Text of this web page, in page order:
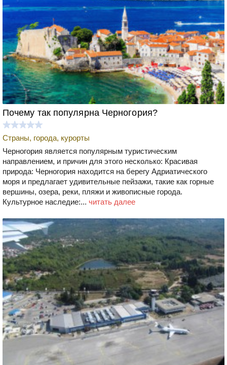
Почему так популярна Черногория?
Страны, города, курорты
Черногория является популярным туристическим
направлением, и причин для этого несколько: Красивая
природа: Черногория находится на берегу Адриатического
моря и предлагает удивительные пейзажи, такие как горные
вершины, озера, реки, пляжи и живописные города.
Культурное наследие:... читать далее